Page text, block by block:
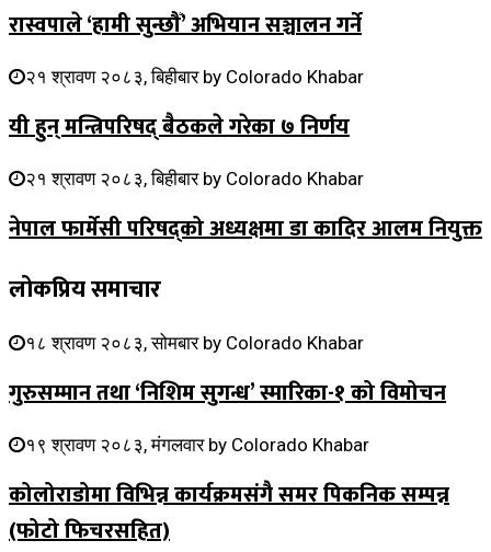
रास्वपाले ‘हामी सुन्छौँ’ अभियान सञ्चालन गर्ने
२१ श्रावण २०८३, बिहीबारby Colorado Khabar
यी हुन् मन्त्रिपरिषद् बैठकले गरेका ७ निर्णय
२१ श्रावण २०८३, बिहीबारby Colorado Khabar
नेपाल फार्मेसी परिषद्को अध्यक्षमा डा कादिर आलम नियुक्त
लोकप्रिय समाचार
१८ श्रावण २०८३, सोमबारby Colorado Khabar
गुरुसम्मान तथा ‘निशिम सुगन्ध’ स्मारिका-१ को विमोचन
१९ श्रावण २०८३, मंगलवारby Colorado Khabar
कोलोराडोमा विभिन्न कार्यक्रमसंगै समर पिकनिक सम्पन्न
(फोटो फिचरसहित)